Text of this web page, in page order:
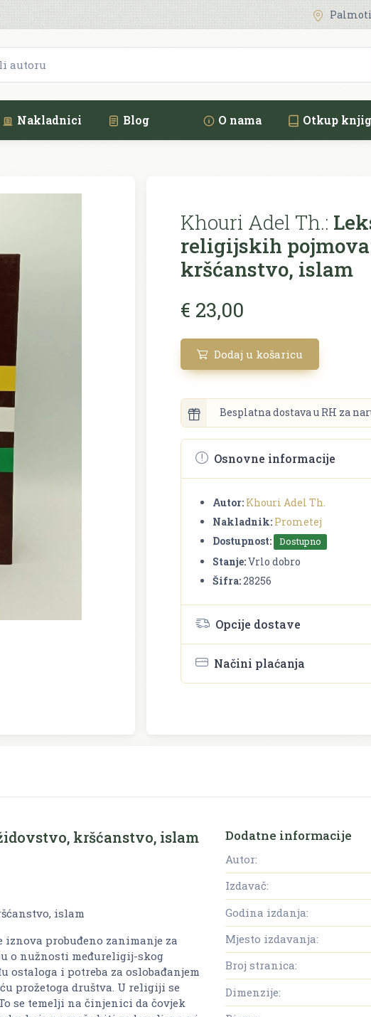
Nakladnici Blog O nama Otkup
Khouri Adel Th.:
religijskih
kršćanstvo, islam
€ 23,00
Dodaj u košaricu
Besplatna dostava u RH za
Osnovne informacije
Autor: Khouri Adel Th.
Nakladnik: Prometej
Dostupnost:
Dostupno
Stanje:Vrlo dobro
Šifra:28256
Opcije dostave
Načini plaćanja
kršćanstvo, islam
islam
iznova probuđeno zanimanje za
o nužnosti međureligij-skog
i potreba za oslobađanjem
prožetoga društva. U religiji se
se temelji na činjenici da čovjek
Dodatne informacije
Autor:
Izdavač:
Godina izdanja:
Mjesto izdavanja:
Broj stranica:
Dimenzije: